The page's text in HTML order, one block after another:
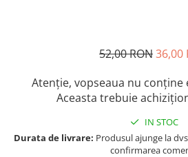
52,00 RON36,00
Atenție, vopseaua nu conține
Aceasta trebuie
IN STOC
Durata de livrare: Produsul ajunge la
confirmarea